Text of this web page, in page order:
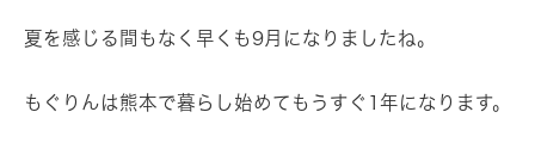
夏を感じる間もなく早くも9月になりましたね。
もぐりんは熊本で暮らし始めてもうすぐ1年になります。